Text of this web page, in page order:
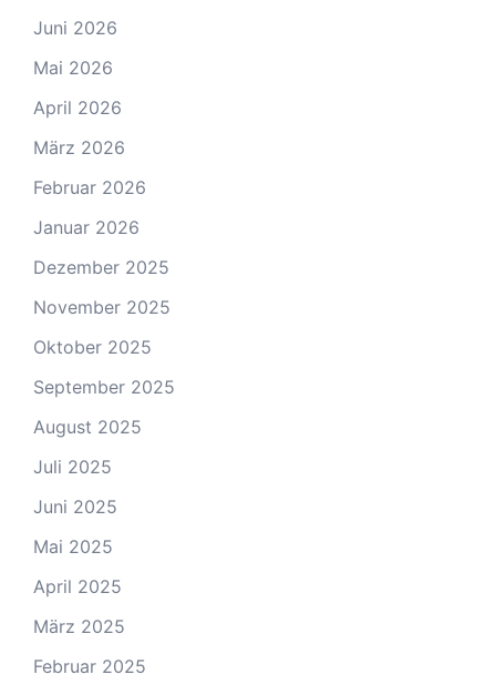
Juni 2026
Mai 2026
April 2026
März 2026
Februar 2026
Januar 2026
Dezember 2025
November 2025
Oktober 2025
September 2025
August 2025
Juli 2025
Juni 2025
Mai 2025
April 2025
März 2025
Februar 2025